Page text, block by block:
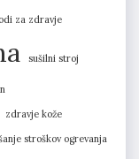
za zdravje
sušilni stroj
zdravje kože
stroškov ogrevanja